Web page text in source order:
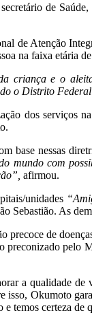
de Saúde,
de Atenção
na faixa etária
criança e o
o Distrito
dos serviços
base nessas
com
afirmou.
unidades
As
precoce de
pelo
a qualidade de
Okumoto
temos certeza